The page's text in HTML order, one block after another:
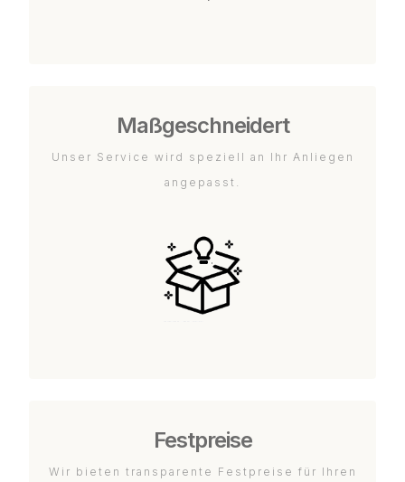
Maßgeschneidert
Unser Service wird speziell an Ihr Anliegen
angepasst.
Festpreise
Wir bieten transparente Festpreise für Ihren